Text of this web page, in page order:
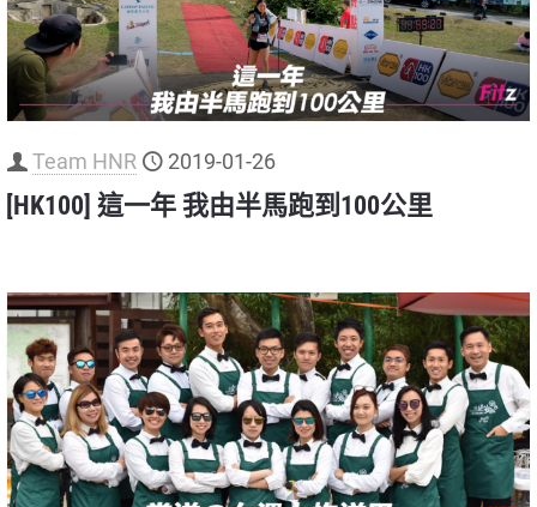
Team HNR 2019-01-26
[HK100] 這一年 我由半馬跑到100公里